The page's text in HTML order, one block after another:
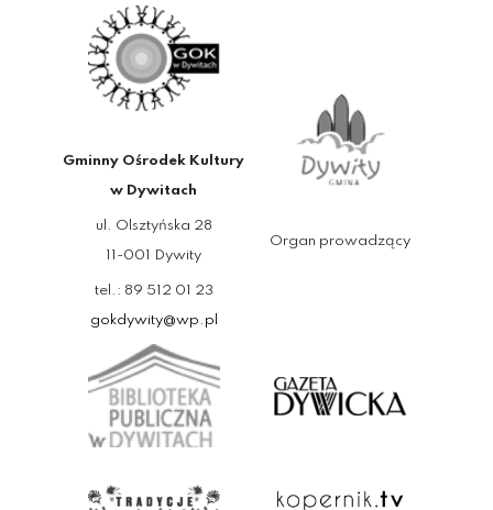
Gminny Ośrodek Kultury
w Dywitach
ul. Olsztyńska 28
11-001 Dywity
tel.: 89 512 01 23
gokdywity@wp.pl
Organ prowadzący